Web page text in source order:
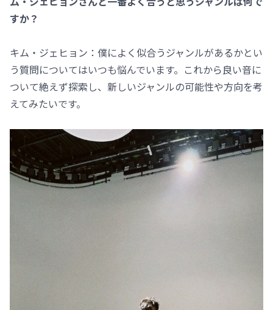
すか？
キム・ジェヒョン：僕によく似合うジャンルがあるかとい
う質問についてはいつも悩んでいます。これから良い音に
ついて絶えず探索し、新しいジャンルの可能性や方向を考
えてみたいです。